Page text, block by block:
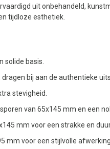
uit onbehandeld,
tijdloze esthetiek.
solide basis.
bij aan de authentieke
stevigheid.
van 65x145 mm en een
mm voor een strakke en
mm voor een stijlvolle afwerking.